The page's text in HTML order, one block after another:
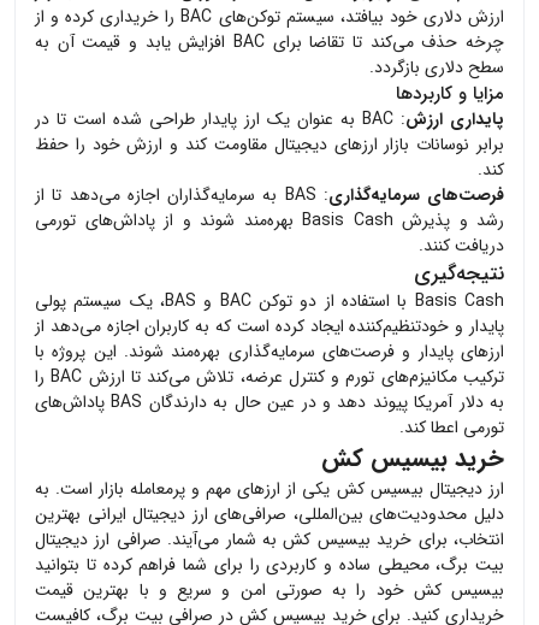
ارزش دلاری خود بیافتد، سیستم توکن‌های BAC را خریداری کرده و از
چرخه حذف می‌کند تا تقاضا برای BAC افزایش یابد و قیمت آن به
سطح دلاری بازگردد.
مزایا و کاربردها
پایداری ارزش
: BAC به عنوان یک ارز پایدار طراحی شده است تا در
برابر نوسانات بازار ارزهای دیجیتال مقاومت کند و ارزش خود را حفظ
کند.
فرصت‌های سرمایه‌گذاری
: BAS به سرمایه‌گذاران اجازه می‌دهد تا از
رشد و پذیرش Basis Cash بهره‌مند شوند و از پاداش‌های تورمی
دریافت کنند.
نتیجه‌گیری
Basis Cash با استفاده از دو توکن BAC و BAS، یک سیستم پولی
پایدار و خودتنظیم‌کننده ایجاد کرده است که به کاربران اجازه می‌دهد از
ارزهای پایدار و فرصت‌های سرمایه‌گذاری بهره‌مند شوند. این پروژه با
ترکیب مکانیزم‌های تورم و کنترل عرضه، تلاش می‌کند تا ارزش BAC را
به دلار آمریکا پیوند دهد و در عین حال به دارندگان BAS پاداش‌های
تورمی اعطا کند.
خرید بیسیس کش
ارز دیجیتال بیسیس کش یکی از ارزهای مهم و پرمعامله بازار است. به
دلیل محدودیت‌های بین‌المللی، صرافی‌های ارز دیجیتال ایرانی بهترین
انتخاب، برای خرید بیسیس کشبه شمار می‌آیند. صرافی ارز دیجیتال
بیت برگ، محیطی ساده و کاربردی را برای شما فراهم کرده تا بتوانید
بیسیس کش خود را به صورتی امن و سریع و با بهترین قیمت
خریداری کنید. برای خرید بیسیس کش در صرافی بیت برگ، کافیست